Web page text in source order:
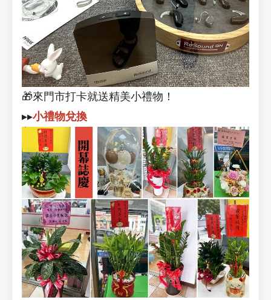
🎁來門市打卡就送精美小禮物！
▸▸小禮物兌換